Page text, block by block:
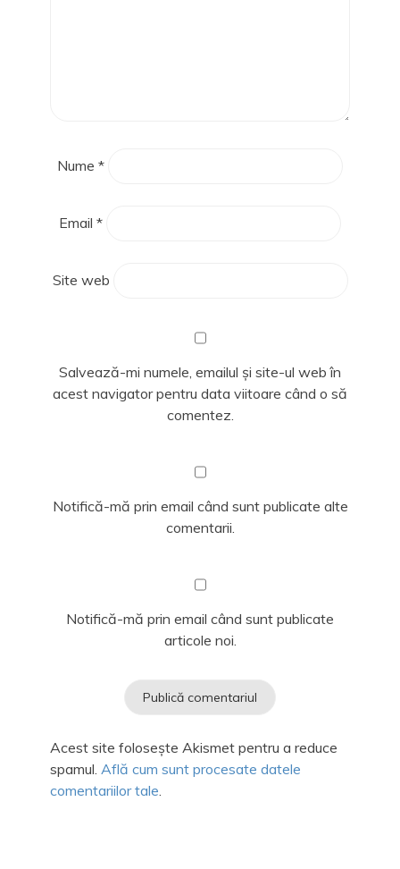
Nume *
Email *
Site web
Salvează-mi numele, emailul și site-ul web în
acest navigator pentru data viitoare când o să
comentez.
Notifică-mă prin email când sunt publicate alte
comentarii.
Notifică-mă prin email când sunt publicate
articole noi.
Acest site folosește Akismet pentru a reduce
spamul. Află cum sunt procesate datele
comentariilor tale